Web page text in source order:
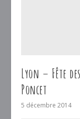
Lyon – Fête
Poncet
5 décembre 2014